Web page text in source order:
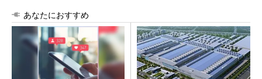
あなたにおすすめ